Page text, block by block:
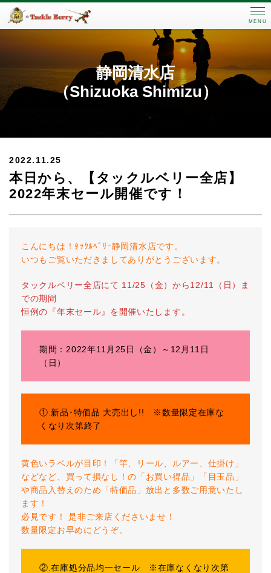
MENU
静岡清水店
（Shizuoka Shimizu）
2022.11.25
本日から、【タックルベリー全店】
2022年末セール開催です！
こんにちは！ﾀｯｸﾙﾍﾞﾘｰ静岡清水店です。
いつもご覧いただきましてありがとうございます。
タックルベリー全店にて 11/25（金）から12/11（日）ま
での期間
恒例の『年末セール』を開催いたします。
期間：2022年11月25日（金）～12月11日
（日）
①.新品･特価品 大売出し!! ※数量限定在庫な
くなり次第終了
黄色いラベルが目印！「竿、リール、ルアー、仕掛け」
などなど、買って損なし！の「お買い得品」「目玉品」
や商品入替えのため「特価品」放出と多数ご用意いたし
ます！
必見です！ 是非ご来店くださいませ！
数量限定お早めにどうぞ。
②.在庫処分品均一セール ※在庫なくなり次第